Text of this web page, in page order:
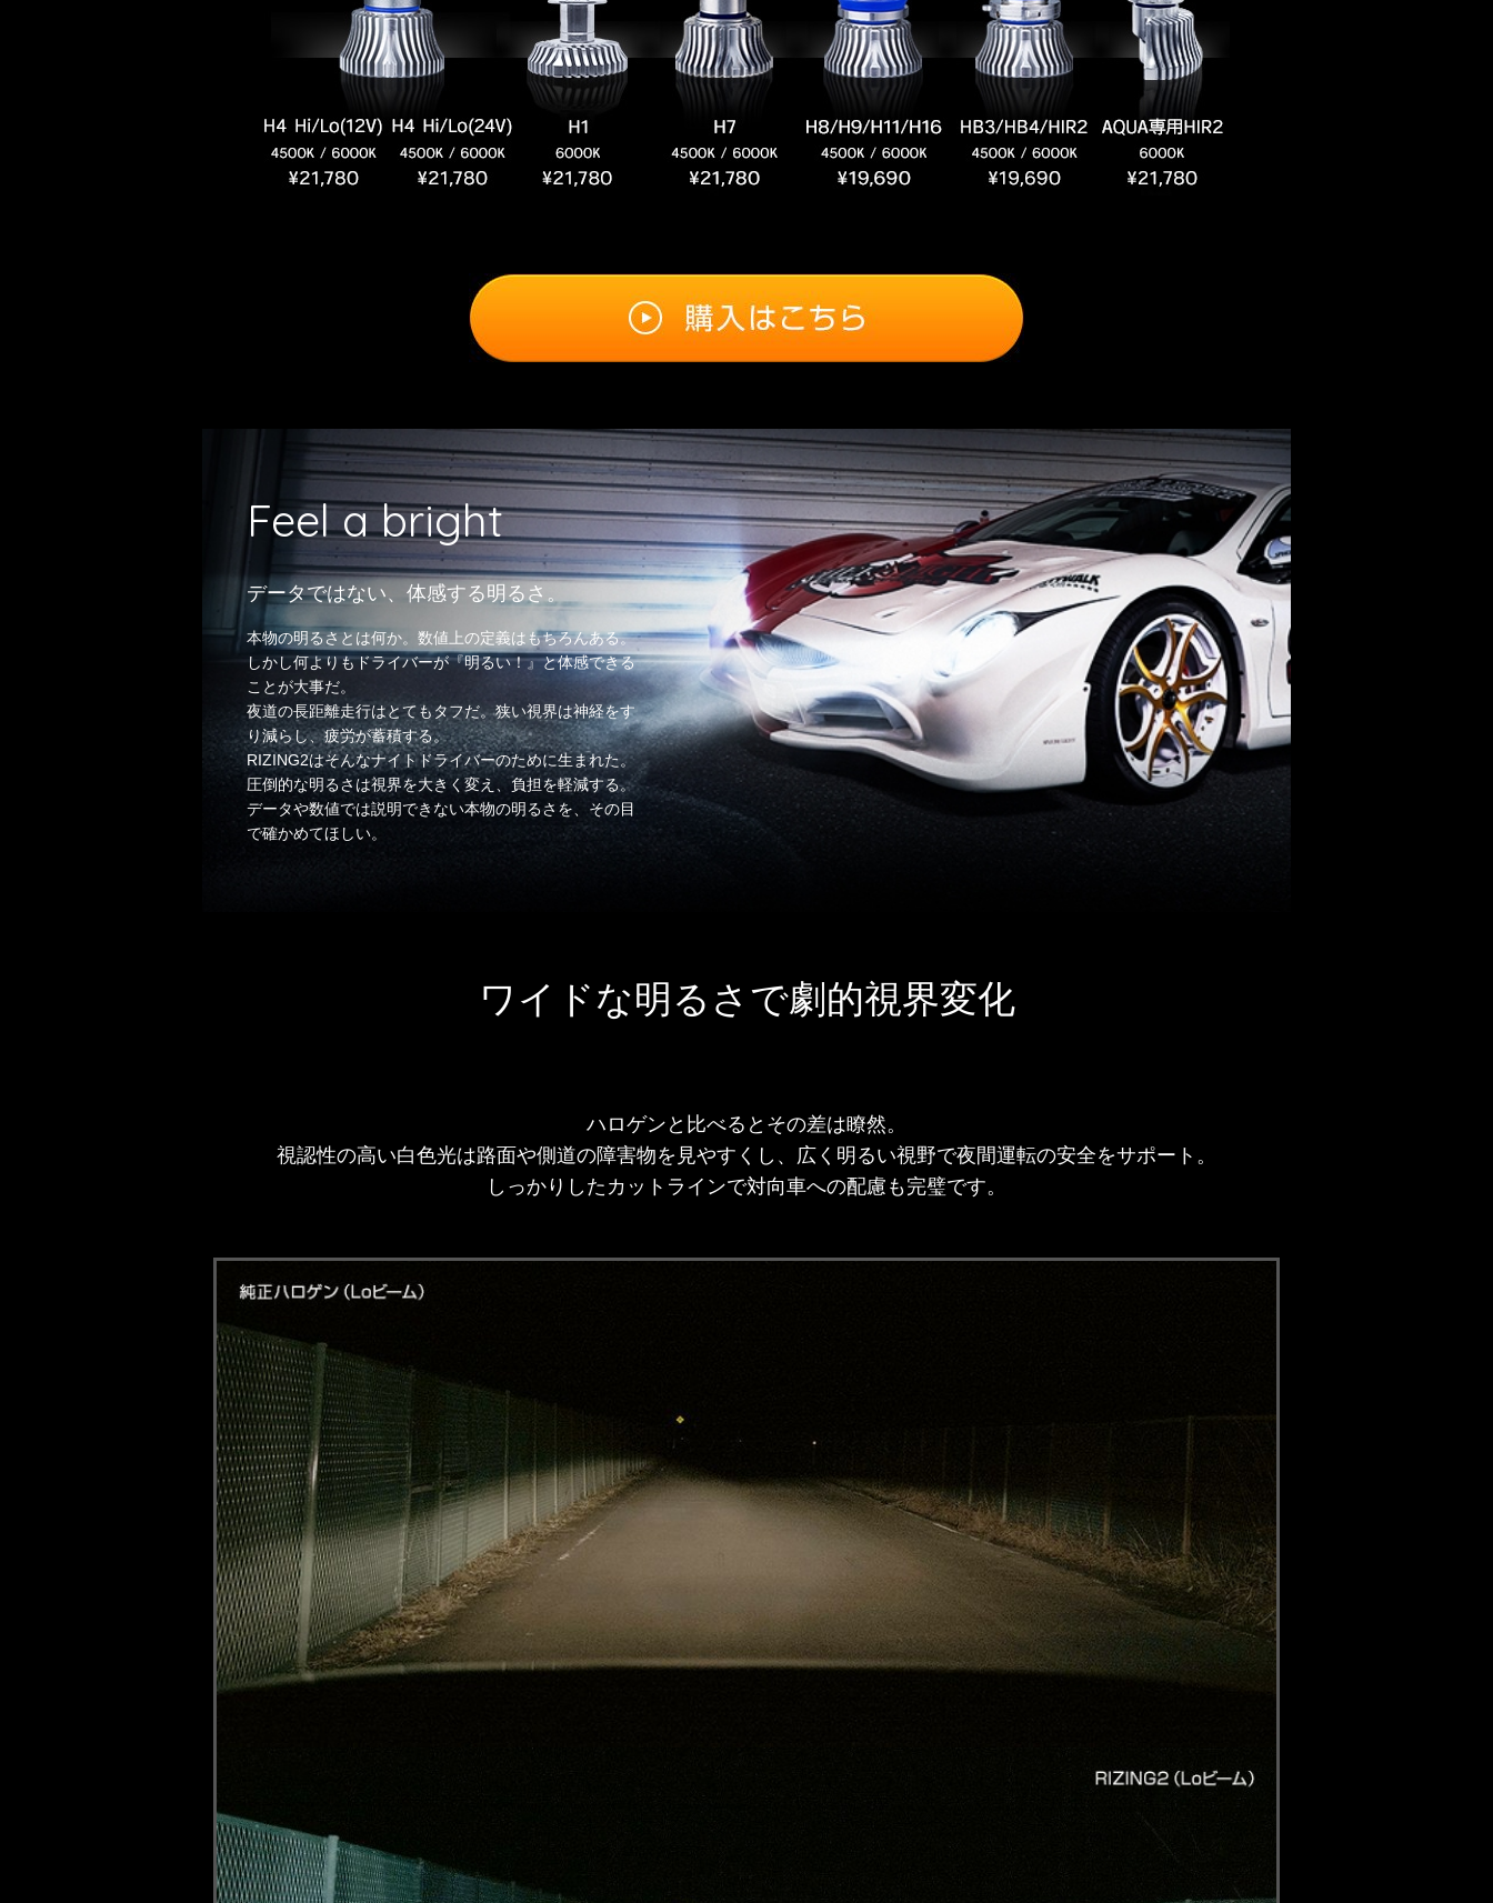
Feel a bright
データではない、体感する明るさ。
本物の明るさとは何か。数値上の定義はもちろんある。
しかし何よりもドライバーが『明るい！』と体感できる
ことが大事だ。
夜道の長距離走行はとてもタフだ。狭い視界は神経をす
り減らし、疲労が蓄積する。
RIZING2はそんなナイトドライバーのために生まれた。
圧倒的な明るさは視界を大きく変え、負担を軽減する。
データや数値では説明できない本物の明るさを、その目
で確かめてほしい。
ワイドな明るさで劇的視界変化
ハロゲンと比べるとその差は瞭然。
視認性の高い白色光は路面や側道の障害物を見やすくし、広く明るい視野で夜間運転の安全をサポート。
しっかりしたカットラインで対向車への配慮も完璧です。